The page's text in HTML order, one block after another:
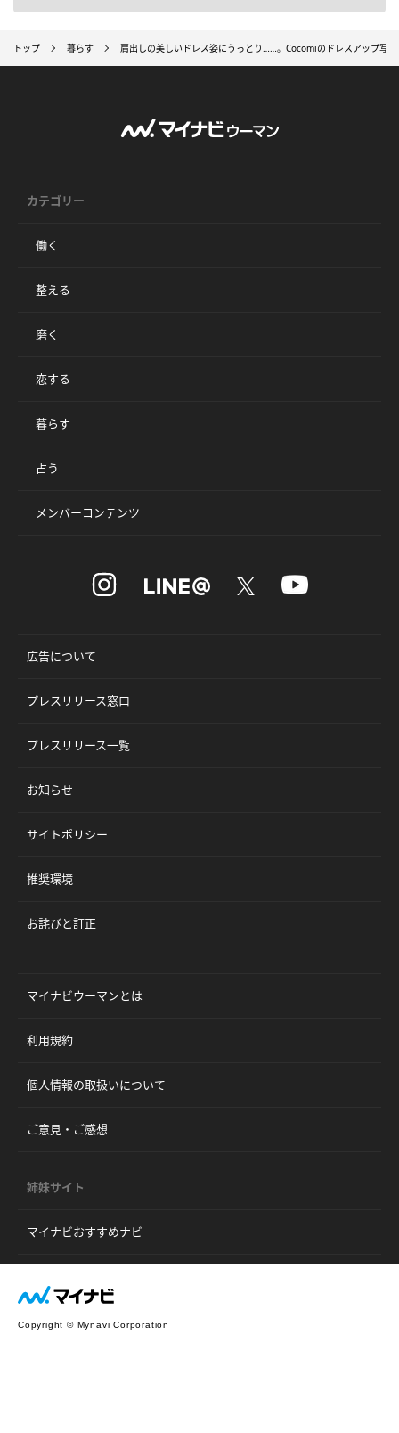
トップ 暮らす 肩出しの美しいドレス姿にうっとり……。Cocomiのドレスアップ写
カテゴリー
働く
整える
磨く
恋する
暮らす
占う
メンバーコンテンツ
広告について
プレスリリース窓口
プレスリリース一覧
お知らせ
サイトポリシー
推奨環境
お詫びと訂正
マイナビウーマンとは
利用規約
個人情報の取扱いについて
ご意見・ご感想
姉妹サイト
マイナビおすすめナビ
Copyright © Mynavi Corporation